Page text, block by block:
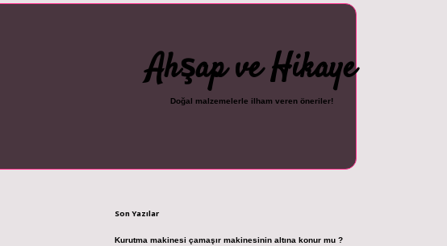
Ahşap ve Hikaye
Doğal malzemelerle ilham veren öneriler!
Son Yazılar
Kurutma makinesi çamaşır makinesinin altına konur mu ?